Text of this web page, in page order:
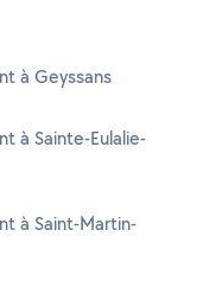
à Geyssans
à Sainte-Eulalie-
à Saint-Martin-